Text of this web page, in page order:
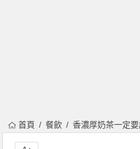
首頁 餐飲 香濃厚奶茶一定